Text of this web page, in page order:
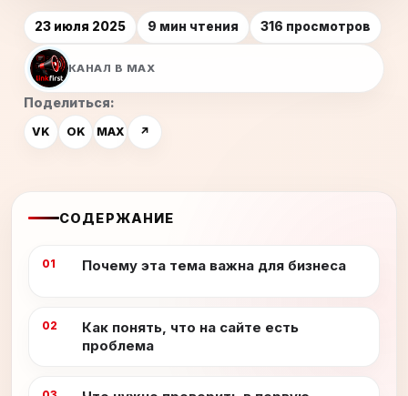
23 июля 2025 9 мин чтения 316 просмотров
КАНАЛ В MAX
Поделиться:
VK OK MAX ↗
СОДЕРЖАНИЕ
Почему эта тема важна для бизнеса
Как понять, что на сайте есть
проблема